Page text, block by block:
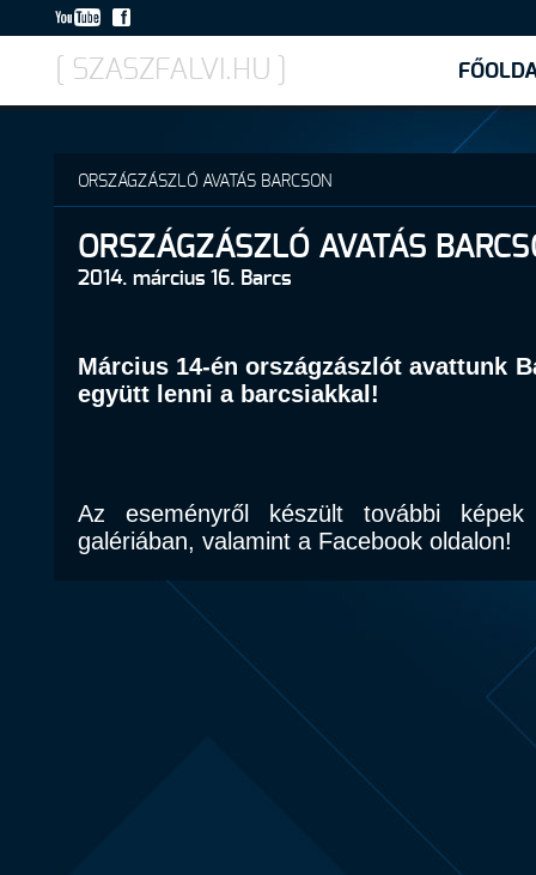
[ SZASZFALVI.HU ]
ORSZÁGZÁSZLÓ AVATÁS BARCSON
ORSZÁGZÁSZLÓ AVATÁS
2014. március 16. Barcs
Március 14-én országzászlót avattunk
együtt lenni a barcsiakkal!
Az eseményről készült további képek
galériában, valamint a Facebook oldalon!